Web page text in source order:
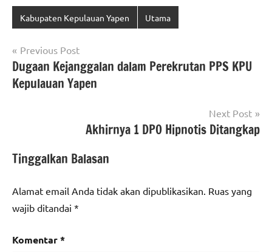
Kabupaten Kepulauan Yapen Utama
Navigasi
pos
Previous Post
Dugaan Kejanggalan dalam Perekrutan PPS KPU
Kepulauan Yapen
Next Post
Akhirnya 1 DPO Hipnotis Ditangkap
Tinggalkan Balasan
Alamat email Anda tidak akan dipublikasikan. Ruas yang
wajib ditandai *
Komentar*